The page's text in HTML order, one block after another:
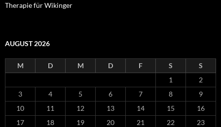
Therapie für Wikinger
AUGUST 2026
M D M D F S
S
1
2
3
4 5 6 7 8
9
10
11 12 13 14 15
16
17
18 19 20 21 22
23